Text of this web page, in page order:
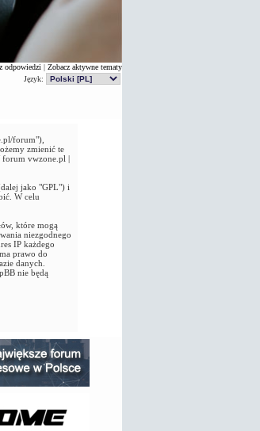
odpowiedzi | Zobacz aktywne tematy
Język:
forum"),
zmienić te
forum vwzone.pl |
jako "GPL") i
W celu
które mogą
niezgodnego
IP każdego
prawo do
danych.
nie będą